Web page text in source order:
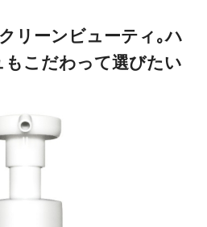
リーンビューティ｡ハ
こだわって選びたい